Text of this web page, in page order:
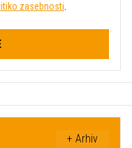
zasebnosti.
+ Arhiv